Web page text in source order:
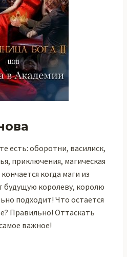
есть: оборотни, василиск,
приключения, магическая
когда маги из
будущую королеву, королю
подходит! Что остается
Правильно! Оттаскать
важное!